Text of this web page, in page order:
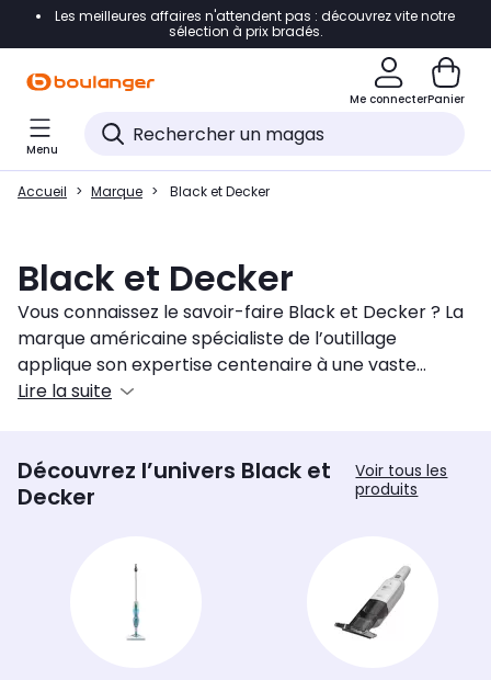
Accéder directement à la navigation
Accéder directement au pied de page
Accéder directement au chatbot
Les meilleures affaires n'attendent pas : découvrez vite notre
sélection à prix bradés.
Me connecterPanier
Menu
Accueil Marque Black et Decker
Black et Decker
Vous connaissez le savoir-faire Black et Decker ? La
marque américaine spécialiste de l’outillage
applique son expertise centenaire à une vaste
gamme d’accessoires d’entretien de la maison.
comme le balai vapeur. Le rafraîchisseur d’air,
le ventilateur ou le climatiseur Black & Decker se
Lire la suite
Découvrez l’univers Black et
Decker
Voir tous les
produits